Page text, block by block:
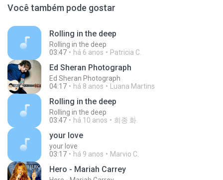
Você também pode gostar
Rolling in the deep
Rolling in the deep
03:47
há 6 anos Patricia C.
Ed Sheran Photograph
Ed Sheran Photograph
04:17
há 8 anos Luana Martins
Rolling in the deep
Rolling in the deep
03:47
há 10 anos 희종 화.
your love
your love
03:17
há 9 anos Marvio C.
Hero - Mariah Carrey